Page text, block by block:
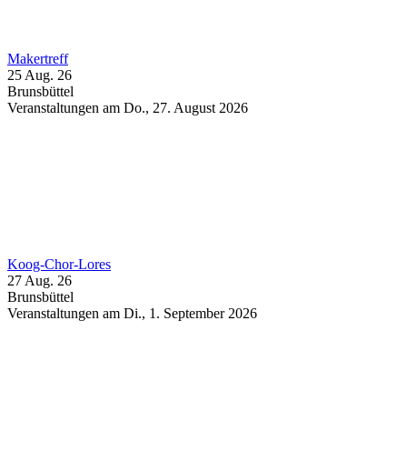
Makertreff
25 Aug. 26
Brunsbüttel
Veranstaltungen am Do., 27. August 2026
Koog-Chor-Lores
27 Aug. 26
Brunsbüttel
Veranstaltungen am Di., 1. September 2026